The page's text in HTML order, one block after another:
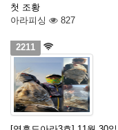
첫 조황
아라피싱
827
2211